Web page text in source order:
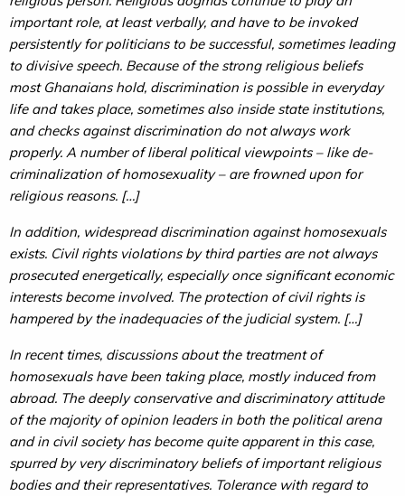
important role, at least verbally, and have to be invoked
persistently for politicians to be successful, sometimes leading
to divisive speech. Because of the strong religious beliefs
most Ghanaians hold, discrimination is possible in everyday
life and takes place, sometimes also inside state institutions,
and checks against discrimination do not always work
properly. A number of liberal political viewpoints – like de-
criminalization of homosexuality – are frowned upon for
religious reasons. […]
In addition, widespread discrimination against homosexuals
exists. Civil rights violations by third parties are not always
prosecuted energetically, especially once significant economic
interests become involved. The protection of civil rights is
hampered by the inadequacies of the judicial system. […]
In recent times, discussions about the treatment of
homosexuals have been taking place, mostly induced from
abroad. The deeply conservative and discriminatory attitude
of the majority of opinion leaders in both the political arena
and in civil society has become quite apparent in this case,
spurred by very discriminatory beliefs of important religious
bodies and their representatives. Tolerance with regard to